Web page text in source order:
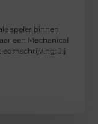
speler binnen
een Mechanical
Jij